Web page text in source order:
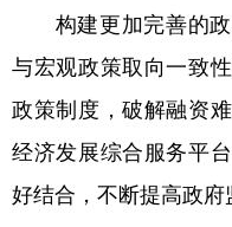
构建更加完善的政
与宏观政策取向一致
政策制度，破解融资
经济发展综合服务平
好结合，不断提高政府